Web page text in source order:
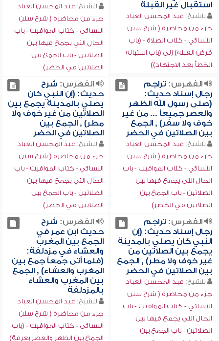
استقبال غير القبلة
للشيخ: عبد المحسن العباد
جزء من محاضرة ( شرح سنن
النسائي - كتاب الصلاة - (باب
فرض القبلة) إلى (باب استبانة
الخطأ بعد الاجتهاد))
للشيخ: عبد المحسن العباد
جزء من محاضرة ( شرح سنن
النسائي - كتاب المواقيت - باب
الحال التي يجمع فيها بين
الصلاتين - باب الجمع بين
الصلاتين في الحضر)
الفهرس: تراجم
رجال إسناد حديث:
(صلى رسول الله الظهر
والعصر جميعاً ... من غير
خوف ولا سفر) , الجمع
بين الصلاتين في الحضر
للشيخ: عبد المحسن العباد
جزء من محاضرة ( شرح سنن
النسائي - كتاب المواقيت - باب
الحال التي يجمع فيها بين
الصلاتين - باب الجمع بين
الصلاتين في الحضر)
الفهرس: شرح
حديث: (إن النبي كان
يصلي بالمدينة يجمع بين
الصلاتين من غير خوف ولا
مطر) , الجمع بين
الصلاتين في الحضر
للشيخ: عبد المحسن العباد
جزء من محاضرة ( شرح سنن
النسائي - كتاب المواقيت - باب
الحال التي يجمع فيها بين
الصلاتين - باب الجمع بين
الصلاتين في الحضر)
الفهرس: تراجم
رجال إسناد حديث: (إن
النبي كان يصلي بالمدينة
يجمع بين الصلاتين من
غير خوف ولا مطر) , الجمع
بين الصلاتين في الحضر
للشيخ: عبد المحسن العباد
جزء من محاضرة ( شرح سنن
النسائي - كتاب المواقيت - باب
الحال التي يجمع فيها بين
الصلاتين - باب الجمع بين
الفهرس: شرح
حديث ابن عمر في
الجمع بين المغرب
والعشاء في مزدلفة:
(فلما أتى جمعاً جمع بين
المغرب والعشاء) , الجمع
بين المغرب والعشاء
بالمزدلفة
للشيخ: عبد المحسن العباد
جزء من محاضرة ( شرح سنن
النسائي - كتاب المواقيت - (باب
الجمع بين الظهر والعصر بعرفة)